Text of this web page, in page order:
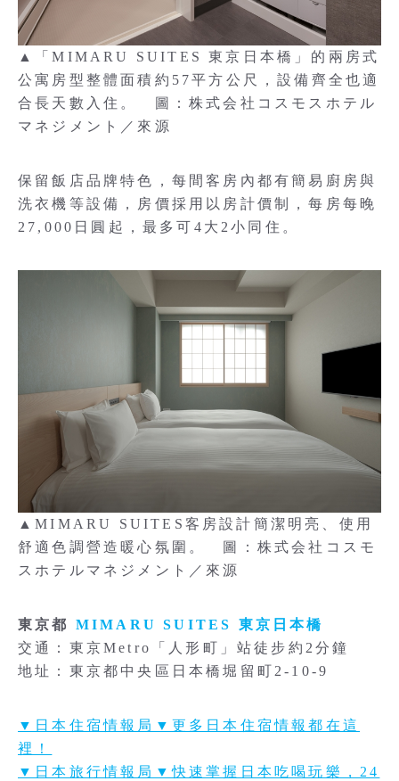
▲「MIMARU SUITES 東京日本橋」的兩房式
公寓房型整體面積約57平方公尺，設備齊全也適
合長天數入住。 圖：株式会社コスモスホテル
マネジメント／來源
保留飯店品牌特色，每間客房內都有簡易廚房與
洗衣機等設備，房價採用以房計價制，每房每晚
27,000日圓起，最多可4大2小同住。
▲MIMARU SUITES客房設計簡潔明亮、使用
舒適色調營造暖心氛圍。 圖：株式会社コスモ
スホテルマネジメント／來源
東京都 MIMARU SUITES 東京日本橋
交通：東京Metro「人形町」站徒步約2分鐘
地址：東京都中央區日本橋堀留町2-10-9
▼日本住宿情報局▼更多日本住宿情報都在這
裡！
▼日本旅行情報局▼快速掌握日本吃喝玩樂，24